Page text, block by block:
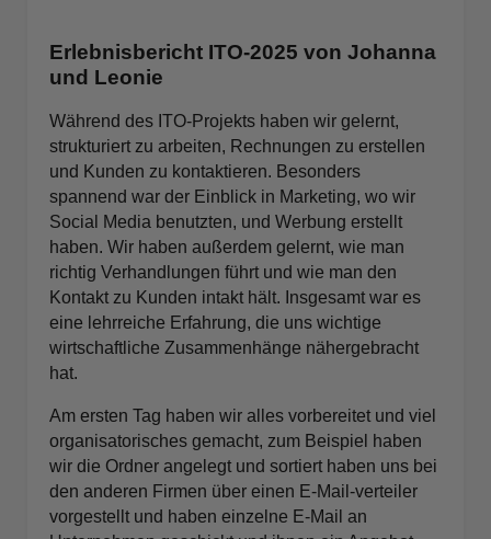
Erlebnisbericht ITO-2025 von Johanna
und Leonie
Während des ITO-Projekts haben wir gelernt,
strukturiert zu arbeiten, Rechnungen zu erstellen
und Kunden zu kontaktieren. Besonders
spannend war der Einblick in Marketing, wo wir
Social Media benutzten, und Werbung erstellt
haben. Wir haben außerdem gelernt, wie man
richtig Verhandlungen führt und wie man den
Kontakt zu Kunden intakt hält. Insgesamt war es
eine lehrreiche Erfahrung, die uns wichtige
wirtschaftliche Zusammenhänge nähergebracht
hat.
Am ersten Tag haben wir alles vorbereitet und viel
organisatorisches gemacht, zum Beispiel haben
wir die Ordner angelegt und sortiert haben uns bei
den anderen Firmen über einen E-Mail-verteiler
vorgestellt und haben einzelne E-Mail an